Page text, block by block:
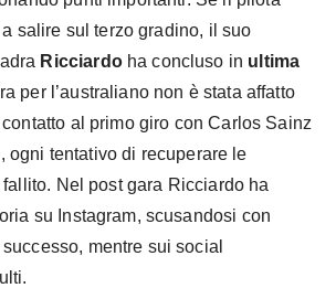
salire sul terzo gradino, il suo
Ricciardoha concluso in ultima
per l’australiano non è stata affatto
al primo giro con Carlos Sainz
ogni tentativo di recuperare le
Nel post gara Ricciardo ha
su Instagram, scusandosi con
mentre sui social